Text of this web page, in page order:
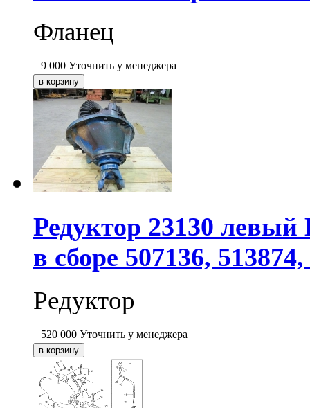
Фланец
9 000 Уточнить у менеджера
Редуктор 23130
в сборе 507136,
Редуктор
520 000 Уточнить у менеджера